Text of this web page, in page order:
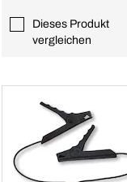
Dieses Produkt
vergleichen